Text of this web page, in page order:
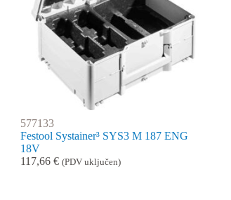
577133
Festool Systainer³ SYS3 M 187 ENG
18V
117,66 € (PDV uključen)